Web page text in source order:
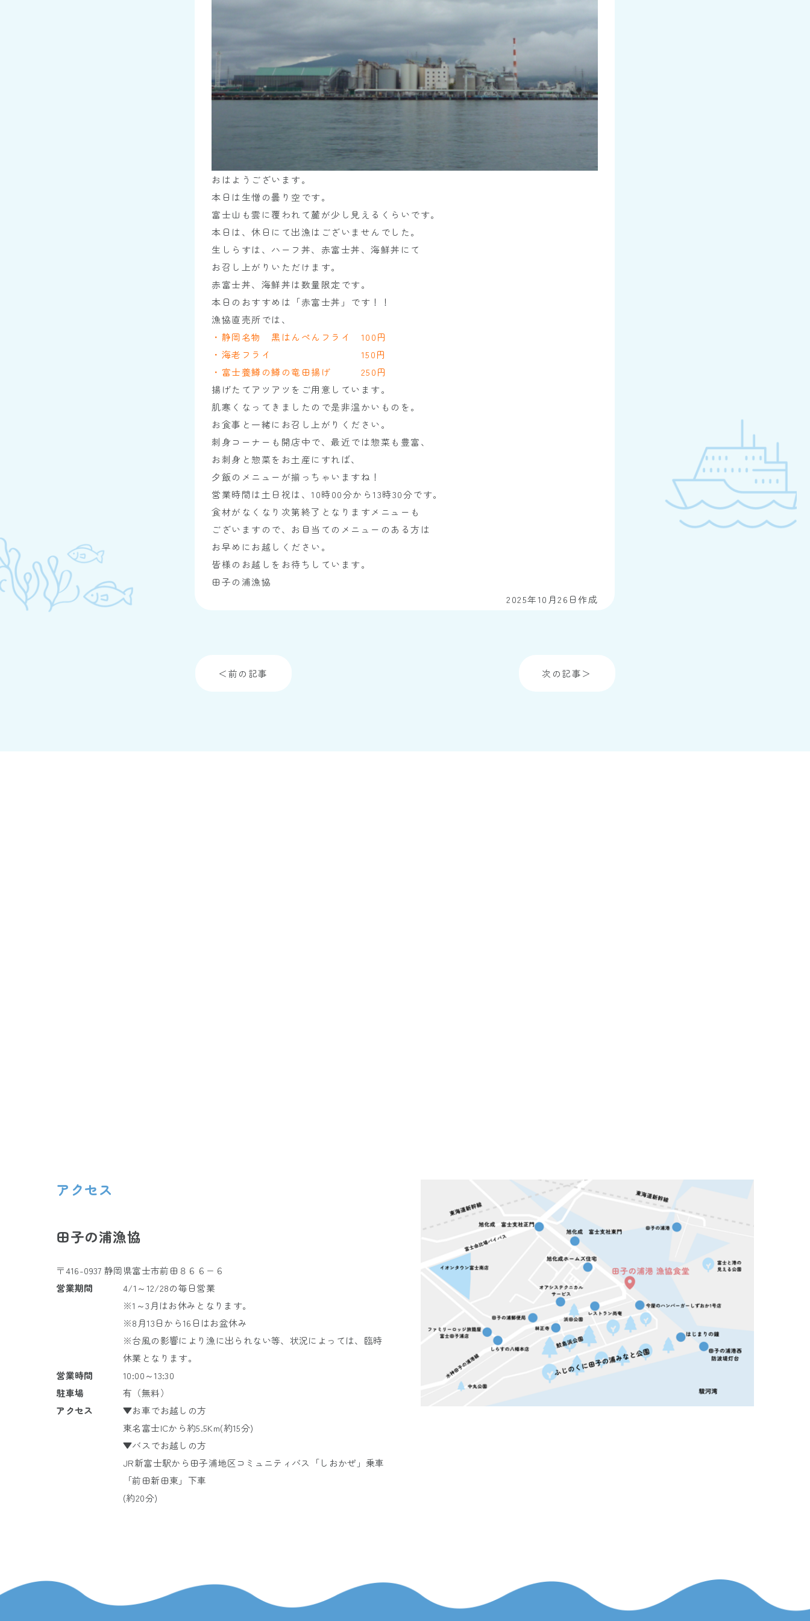
おはようございます。
本日は生憎の曇り空です。
富士山も雲に覆われて麓が少し見えるくらいです。
本日は、休日にて出漁はございませんでした。
生しらすは、ハーフ丼、赤富士丼、海鮮丼にて
お召し上がりいただけます。
赤富士丼、海鮮丼は数量限定です。
本日のおすすめは「赤富士丼」です！！
漁協直売所では、
・静岡名物 黒はんぺんフライ 100円
・海老フライ 150円
・富士養鱒の鱒の竜田揚げ 250円
揚げたてアツアツをご用意しています。
肌寒くなってきましたので是非温かいものを。
お食事と一緒にお召し上がりください。
刺身コーナーも開店中で、最近では惣菜も豊富、
お刺身と惣菜をお土産にすれば、
夕飯のメニューが揃っちゃいますね！
営業時間は土日祝は、10時00分から13時30分です。
食材がなくなり次第終了となりますメニューも
ございますので、お目当てのメニューのある方は
お早めにお越しください。
皆様のお越しをお待ちしています。
田子の浦漁協
2025年10月26日作成
＜前の記事 次の記事＞
アクセス
田子の浦漁協
〒416-0937 静岡県富士市前田８６６−６
営業期間
4/1～12/28の毎日営業
※1～3月はお休みとなります。
※8月13日から16日はお盆休み
※台風の影響により漁に出られない等、状況によっては、臨時
休業となります。
営業時間
10:00～13:30
駐車場
有（無料）
アクセス
▼お車でお越しの方
東名富士ICから約5.5Km(約15分)
▼バスでお越しの方
JR新富士駅から 田子浦地区コミュニティバス「しおかぜ」乗車
「前田新田東」下車
(約20分)